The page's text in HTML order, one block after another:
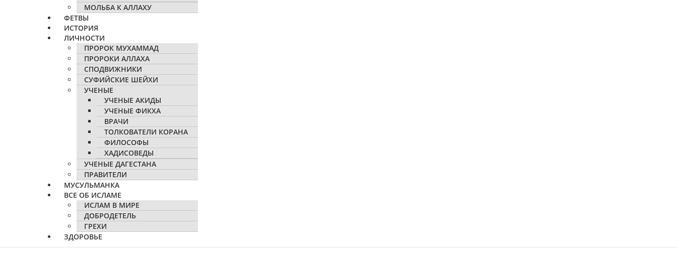
МОЛЬБА К АЛЛАХУ
ФЕТВЫ
ИСТОРИЯ
ЛИЧНОСТИ
ПРОРОК МУХАММАД
ПРОРОКИ АЛЛАХА
СПОДВИЖНИКИ
СУФИЙСКИЕ ШЕЙХИ
УЧЕНЫЕ
УЧЕНЫЕ АКИДЫ
УЧЕНЫЕ ФИКХА
ВРАЧИ
ТОЛКОВАТЕЛИ КОРАНА
ФИЛОСОФЫ
ХАДИСОВЕДЫ
УЧЕНЫЕ ДАГЕСТАНА
ПРАВИТЕЛИ
МУСУЛЬМАНКА
ВСЕ ОБ ИСЛАМЕ
ИСЛАМ В МИРЕ
ДОБРОДЕТЕЛЬ
ГРЕХИ
ЗДОРОВЬЕ